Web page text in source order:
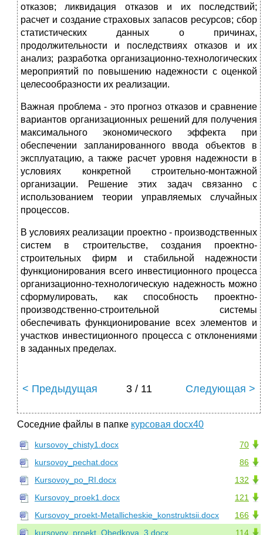
отказов; ликвидация отказов и их последствий;
расчет и создание страховых запасов ресурсов; сбор
статистических данных о причинах,
продолжительности и последствиях отказов и их
анализ; разработка организационно-технологических
мероприятий по повышению надежности с оценкой
целесообразности их реализации.
Важная проблема - это прогноз отказов и сравнение
вариантов организационных решений для получения
максимального экономического эффекта при
обеспечении запланированного ввода объектов в
эксплуатацию, а также расчет уровня надежности в
условиях конкретной строительно-монтажной
организации. Решение этих задач связанно с
использованием теории управляемых случайных
процессов.
В условиях реализации проектно - производственных
систем в строительстве, создания проектно-
строительных фирм и стабильной надежности
функционирования всего инвестиционного процесса
организационно-технологическую надежность можно
сформулировать, как способность проектно-
производственно-строительной систе­мы
обеспечивать функционирование всех элементов и
участ­ков инвестиционного процесса с отклонениями
в заданных пределах.
< Предыдущая 3 / 11 Следующая >
Соседние файлы в папке курсовая docx40
70
kursovoy_chisty1.docx
86
kursovoy_pechat.docx
132
Kursovoy_po_RI.docx
121
Kursovoy_proek1.docx
166
Kursovoy_proekt-Metallicheskie_konstruktsii.docx
114
kursovoy_proekt_Obedkova_3.docx